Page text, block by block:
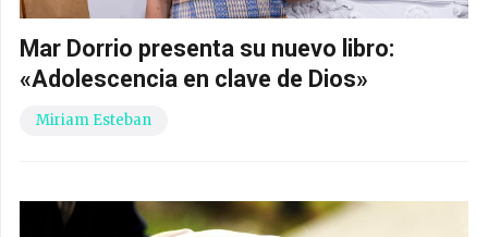
Mar Dorrio presenta su nuevo libro:
«Adolescencia en clave de Dios»
Miriam Esteban